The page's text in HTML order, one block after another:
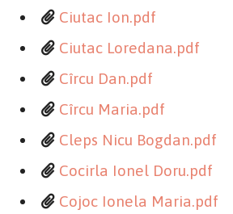
Ciutac Ion.pdf
Ciutac Loredana.pdf
Cîrcu Dan.pdf
Cîrcu Maria.pdf
Cleps Nicu Bogdan.pdf
Cocirla Ionel Doru.pdf
Cojoc Ionela Maria.pdf